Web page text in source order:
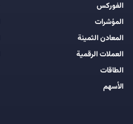
الفوركس
المؤشرات
المعادن الثمينة
العملات الرقمية
الطاقات
الأسهم